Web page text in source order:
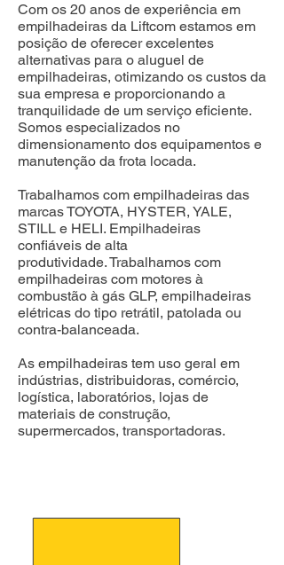
Com os 20 anos de experiência em
empilhadeiras da Liftcom estamos em
posição de oferecer excelentes
alternativas para o aluguel de
empilhadeiras, otimizando os custos da
sua empresa e proporcionando a
tranquilidade de um serviço eficiente.
Somos especializados no
dimensionamento dos equipamentos e
manutenção da frota locada.
Trabalhamos com empilhadeiras das
marcas TOYOTA, HYSTER, YALE,
STILL e HELI. Empilhadeiras
confiáveis de alta
produtividade.Trabalhamos com
empilhadeiras com motores à
combustão à gás GLP, empilhadeiras
elétricas do tipo retrátil, patolada ou
contra-balanceada.
As empilhadeiras tem uso geral em
indústrias, distribuidoras, comércio,
logística, laboratórios, lojas de
materiais de construção,
supermercados, transportadoras.